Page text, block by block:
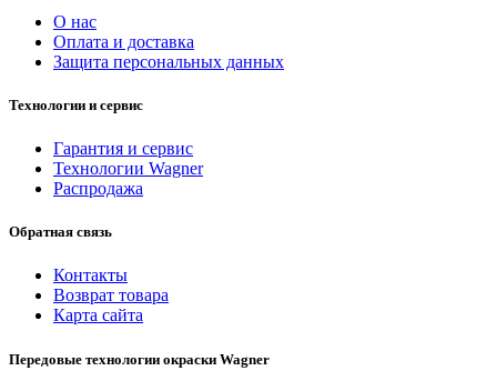
О нас
Оплата и доставка
Защита персональных данных
Технологии и сервис
Гарантия и сервис
Технологии Wagner
Распродажа
Обратная связь
Контакты
Возврат товара
Карта сайта
Передовые технологии окраски Wagner